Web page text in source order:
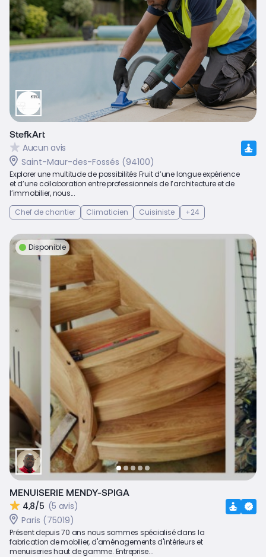
StefkArt
Aucun avis
Saint-Maur-des-Fossés (94100)
Explorer une multitude de possibilités Fruit d’une longue expérience
et d’une collaboration entre professionnels de l’architecture et de
l’immobilier, nous...
Chef de chantier
Climaticien Cuisiniste +24
Disponible
MENUISERIE MENDY-SPIGA
4,8/5 (5 avis)
Paris (75019)
Présent depuis 70 ans nous sommes spécialisé dans la
fabrication de mobilier, d'aménagements d'intérieurs et
menuiseries haut de gamme. Entreprise...